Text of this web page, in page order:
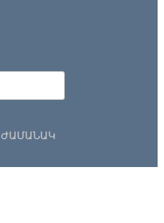
ԺԱՄԱՆԱԿ